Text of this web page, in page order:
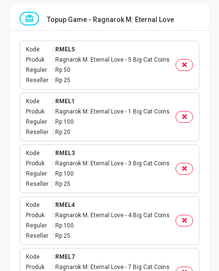
KUOTA TELKOMSEL
KUOTA SMARTFREN
KUOTA TRI
TOKEN LISTRIK
PAKET TLP SMS
VOUCHER DIGITAL
UANG ELEKTRONIK
DIGIPOS
TAGIHAN
BELANJA ONLINE
TV BERBAYAR
Topup Game - Ragnarok M: Eternal Love
Kode
RMEL5
Produk
Ragnarok M: Eternal Love - 5 Big Cat Coins
Reguler
Rp 50
Reseller
Rp 25
Kode
RMEL1
Produk
Ragnarok M: Eternal Love - 1 Big Cat Coins
Reguler
Rp 100
Reseller
Rp 20
Kode
RMEL3
Produk
Ragnarok M: Eternal Love - 3 Big Cat Coins
Reguler
Rp 100
Reseller
Rp 25
Kode
RMEL4
Produk
Ragnarok M: Eternal Love - 4 Big Cat Coins
Reguler
Rp 100
Reseller
Rp 25
Kode
RMEL7
Produk
Ragnarok M: Eternal Love - 7 Big Cat Coins